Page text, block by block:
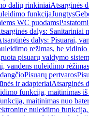
dalių rinkiniaiAtsarginės
funkcijaJungtys
WC puodams
dalys: Sanitariniai
dalys: Pisuarai,
režimas, be vidinio
pisuarų valdymo
vandens nuleidimo
Pisuarų pertvaros
ir adapteriaiAtsarginės
funkcija, maitinimas
maitinimas nuo
nuleidimo